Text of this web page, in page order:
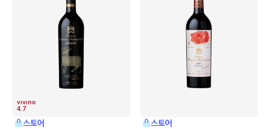
4.7
스토어
스토어